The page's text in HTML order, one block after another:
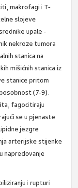
makrofagi i T-
slojeve
upale -
nekroze tumora
stanica na
mišićnih stanica iz
stanice pritom
(7-9).
fagocitiraju
se u pjenaste
jezgre
arterijske stijenke
napredovanje
i rupturi